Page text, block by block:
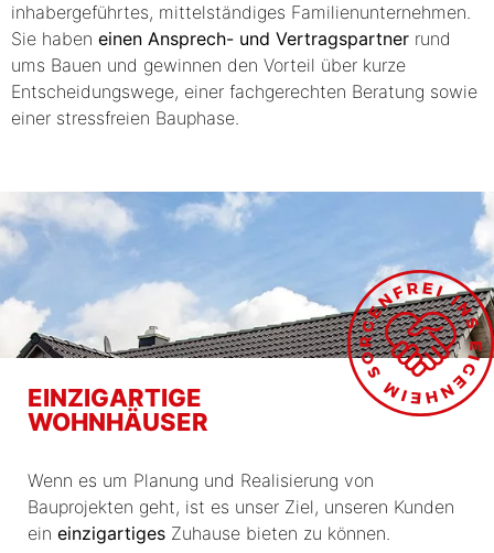
inhabergeführtes, mittelständiges Familienunternehmen.
Sie haben einen Ansprech- und Vertragspartner rund
ums Bauen und gewinnen den Vorteil über kurze
Entscheidungswege, einer fachgerechten Beratung sowie
einer stressfreien Bauphase.
EINZIGARTIGE
WOHNHÄUSER
Wenn es um Planung und Realisierung von
Bauprojekten geht, ist es unser Ziel, unseren Kunden
ein einzigartiges Zuhause bieten zu können.